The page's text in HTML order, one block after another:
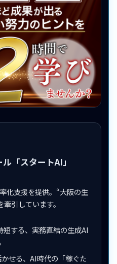
「スタートAI」
化支援を提供。“大阪の生
引しています。
する、実務直結の生成AI
せる、AI時代の「稼ぐた